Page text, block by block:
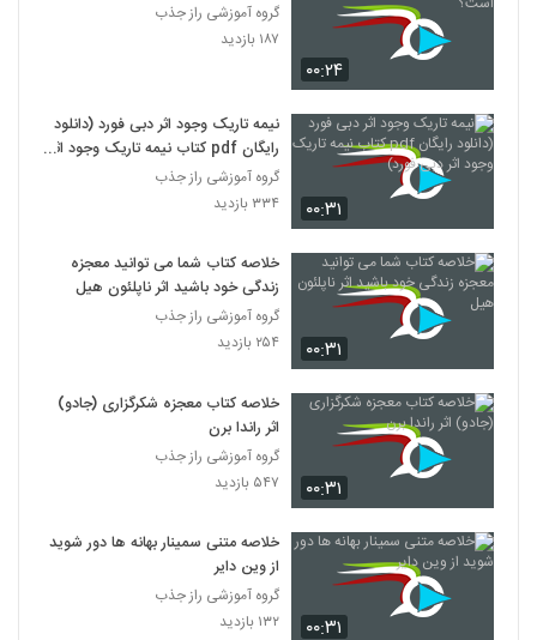
۰۰:۲۴
گروه آموزشی راز جذب
۱۸۷ بازدید
۰۰:۳۱
نیمه تاریک وجود اثر دبی فورد (دانلود
رایگان pdf کتاب نیمه تاریک وجود اثر
دبی فورد)
گروه آموزشی راز جذب
۳۳۴ بازدید
۰۰:۳۱
خلاصه کتاب شما می توانید معجزه‌
زندگی خود باشید اثر ناپلئون هیل
گروه آموزشی راز جذب
۲۵۴ بازدید
۰۰:۳۱
خلاصه کتاب معجزه شکرگزاری (جادو)
اثر راندا برن
گروه آموزشی راز جذب
۵۴۷ بازدید
۰۰:۳۱
خلاصه متنی سمینار بهانه ها دور شوید
از وین دایر
گروه آموزشی راز جذب
۱۳۲ بازدید